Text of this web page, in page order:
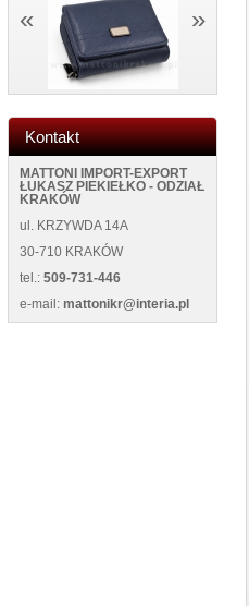
« »
Kontakt
MATTONI IMPORT-EXPORT
ŁUKASZ PIEKIEŁKO - ODZIAŁ
KRAKÓW
ul. KRZYWDA 14A
30-710 KRAKÓW
tel.: 509-731-446
e-mail: mattonikr@interia.pl